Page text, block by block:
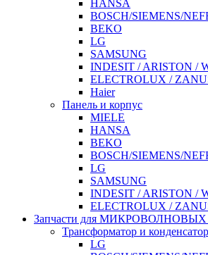
HANSA
BOSCH/SIEMENS/
BEKO
LG
SAMSUNG
INDESIT / ARISTON /
ELECTROLUX /
Haier
Панель и корпус
MIELE
HANSA
BEKO
BOSCH/SIEMENS/
LG
SAMSUNG
INDESIT / ARISTON /
ELECTROLUX /
Запчасти для
Трансформатор и конденсатор
LG